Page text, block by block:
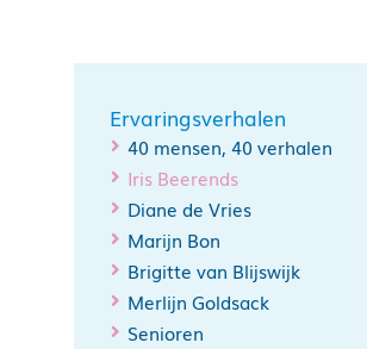
Ervaringsverhalen
40 mensen, 40 verhalen
Iris Beerends
Diane de Vries
Marijn Bon
Brigitte van Blijswijk
Merlijn Goldsack
Senioren